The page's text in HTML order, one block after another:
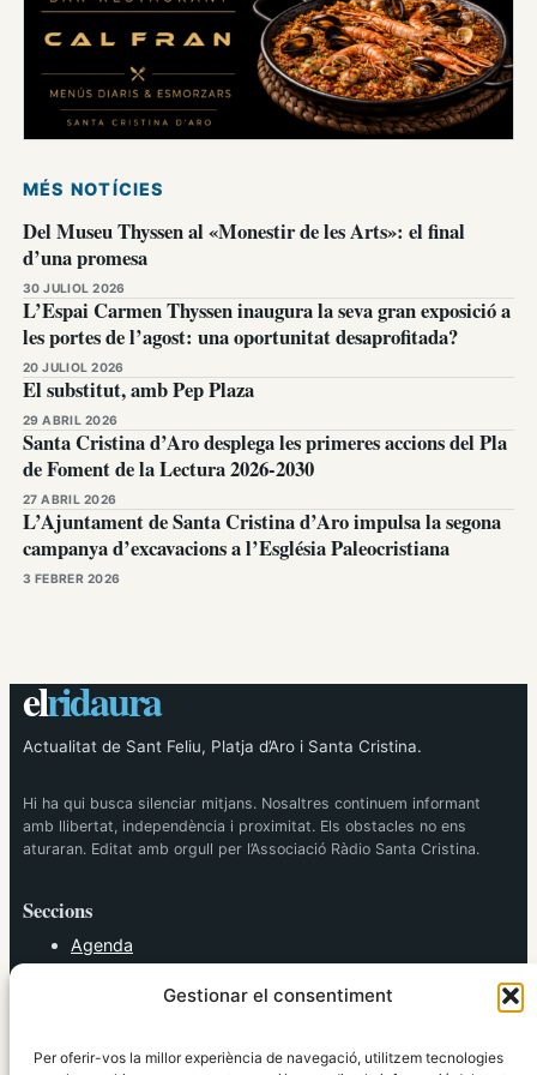
Gestionar el consentiment
Per oferir-vos la millor experiència de navegació, utilitzem tecnologies
MÉS NOTÍCIES
Del Museu Thyssen al «Monestir de les Arts»: el final
d’una promesa
30 JULIOL 2026
L’Espai Carmen Thyssen inaugura la seva gran exposició a
les portes de l’agost: una oportunitat desaprofitada?
20 JULIOL 2026
El substitut, amb Pep Plaza
29 ABRIL 2026
Santa Cristina d’Aro desplega les primeres accions del Pla
de Foment de la Lectura 2026-2030
27 ABRIL 2026
L’Ajuntament de Santa Cristina d’Aro impulsa la segona
campanya d’excavacions a l’Església Paleocristiana
3 FEBRER 2026
elridaura
Actualitat de Sant Feliu, Platja d’Aro i Santa Cristina.
Hi ha qui busca silenciar mitjans. Nosaltres continuem informant
amb llibertat, independència i proximitat. Els obstacles no ens
aturaran. Editat amb orgull per l’Associació Ràdio Santa Cristina.
Seccions
Agenda
Política